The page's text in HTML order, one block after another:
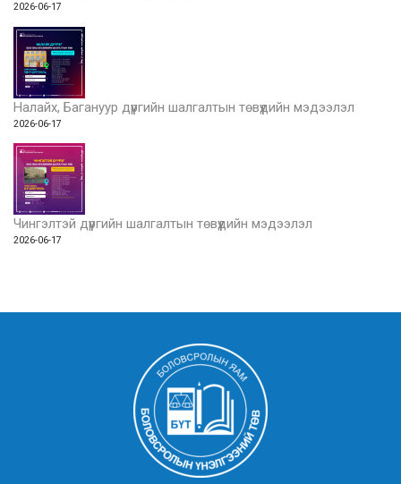
2026-06-17
Налайх, Багануур дүүргийн шалгалтын төвүүдийн мэдээлэл
2026-06-17
Чингэлтэй дүүргийн шалгалтын төвүүдийн мэдээлэл
2026-06-17